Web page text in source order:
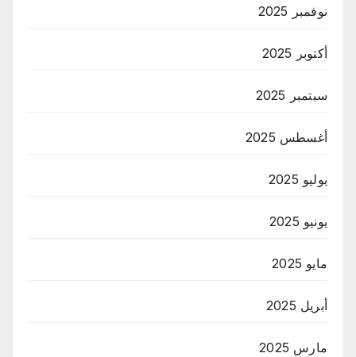
نوفمبر 2025
أكتوبر 2025
سبتمبر 2025
أغسطس 2025
يوليو 2025
يونيو 2025
مايو 2025
أبريل 2025
مارس 2025